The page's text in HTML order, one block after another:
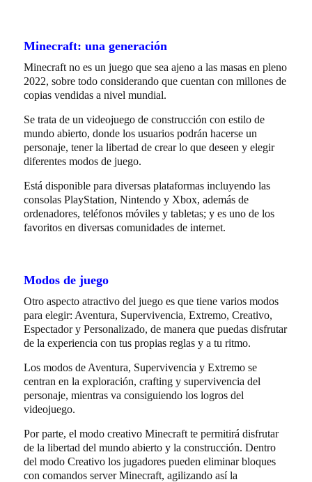
Minecraft: una generación
Minecraft no es un juego que sea ajeno a las masas en pleno
2022, sobre todo considerando que cuentan con millones de
copias vendidas a nivel mundial.
Se trata de un videojuego de construcción con estilo de
mundo abierto, donde los usuarios podrán hacerse un
personaje, tener la libertad de crear lo que deseen y elegir
diferentes modos de juego.
Está disponible para diversas plataformas incluyendo las
consolas PlayStation, Nintendo y Xbox, además de
ordenadores, teléfonos móviles y tabletas; y es uno de los
favoritos en diversas comunidades de internet.
Modos de juego
Otro aspecto atractivo del juego es que tiene varios modos
para elegir: Aventura, Supervivencia, Extremo, Creativo,
Espectador y Personalizado, de manera que puedas disfrutar
de la experiencia con tus propias reglas y a tu ritmo.
Los modos de Aventura, Supervivencia y Extremo se
centran en la exploración, crafting y supervivencia del
personaje, mientras va consiguiendo los logros del
videojuego.
Por parte, el modo creativo Minecraft te permitirá disfrutar
de la libertad del mundo abierto y la construcción. Dentro
del modo Creativo los jugadores pueden eliminar bloques
con comandos server Minecraft, agilizando así la